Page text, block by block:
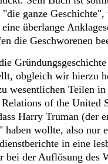
ganze
eine überlange
die Geschworenen
obgleich wir hierzu
wesentlichen Teilen
of the United
Harry Truman (der
haben wollte, also nur
in eine
bei der Auflösung des